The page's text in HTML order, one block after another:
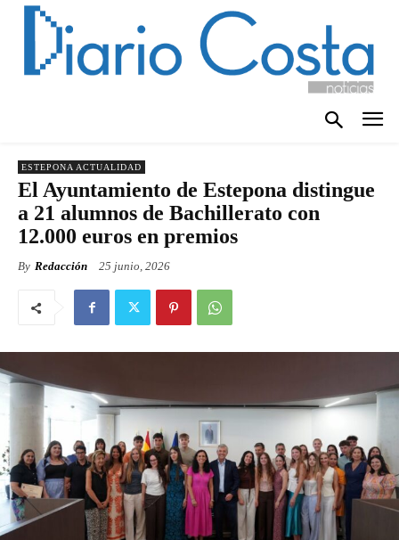
ESTEPONA ACTUALIDAD
El Ayuntamiento de Estepona distingue
a 21 alumnos de Bachillerato con
12.000 euros en premios
By Redacción 25 junio, 2026